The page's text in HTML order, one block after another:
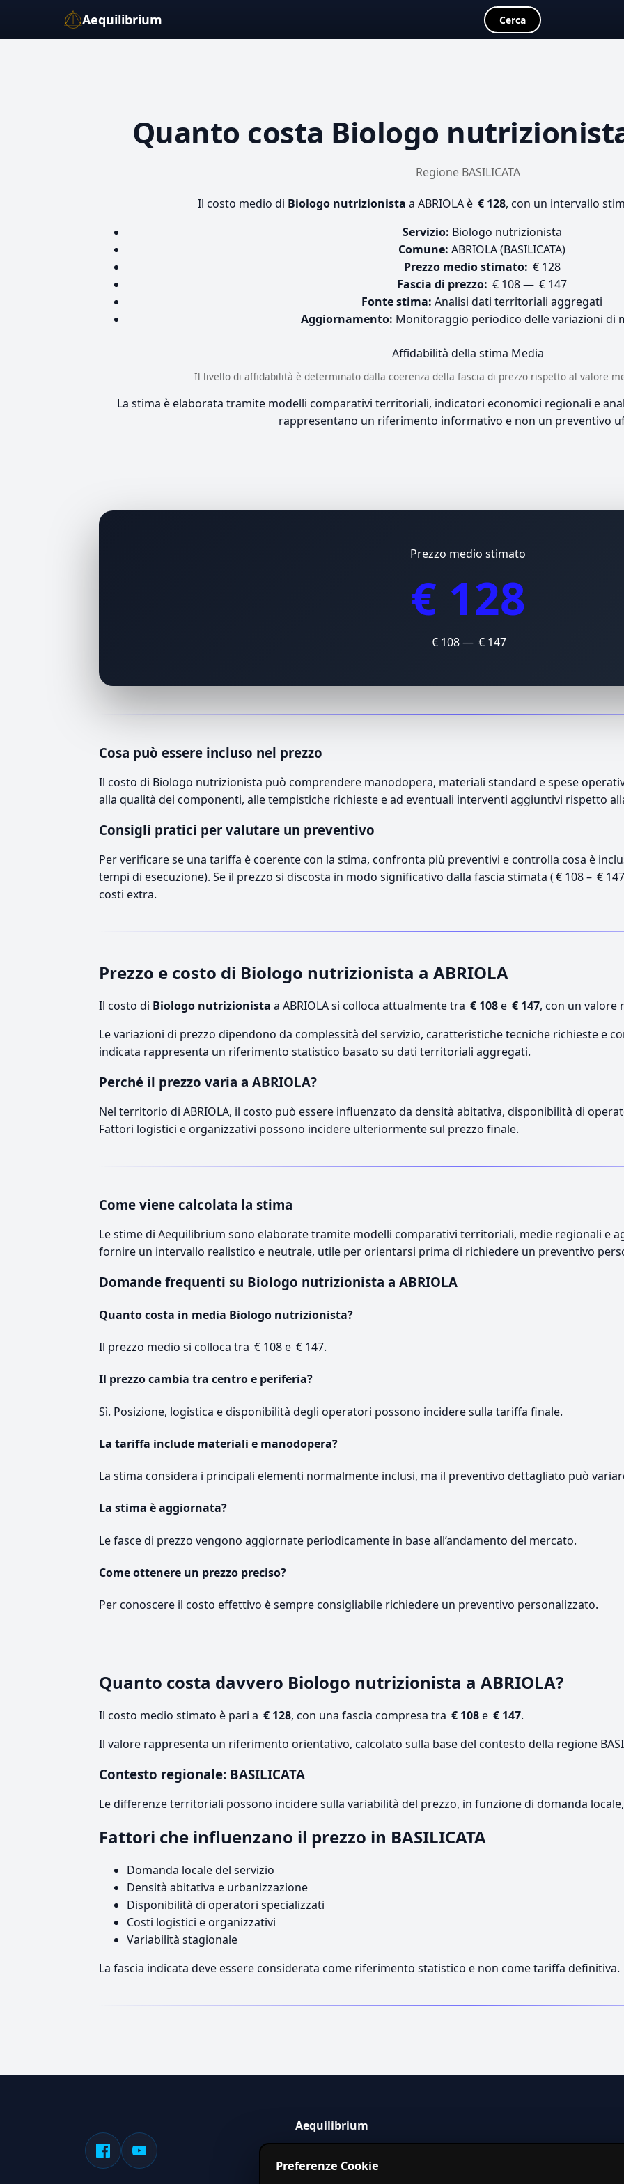
Aequilibrium Cerca
Quanto costa Biologo
Regione BASILICATA
Il costo medio di Biologo nutrizionista a ABRIOLA è € 128, con un intervallo
Servizio: Biologo nutrizionista
Comune: ABRIOLA (BASILICATA)
Prezzo medio stimato: € 128
Fascia di prezzo: € 108 — € 147
Fonte stima: Analisi dati territoriali aggregati
Aggiornamento: Monitoraggio periodico delle variazioni di
Affidabilità della stima Media
Il livello di affidabilità è determinato dalla coerenza della fascia di prezzo rispetto al valore
La stima è elaborata tramite modelli comparativi territoriali, indicatori economici regionali e
rappresentano un riferimento informativo e non un preventivo
Prezzo medio stimato
€ 128
€ 108 — € 147
Cosa può essere incluso nel prezzo
Il costo di Biologo nutrizionista può comprendere manodopera, materiali standard e spese
alla qualità dei componenti, alle tempistiche richieste e ad eventuali interventi aggiuntivi rispetto
Consigli pratici per valutare un preventivo
Per verificare se una tariffa è coerente con la stima, confronta più preventivi e controlla cosa è
tempi di esecuzione). Se il prezzo si discosta in modo significativo dalla fascia stimata ( € 108 – €
costi extra.
Prezzo e costo di Biologo nutrizionista a ABRIOLA
Il costo di Biologo nutrizionista a ABRIOLA si colloca attualmente tra € 108e € 147, con un valore
Le variazioni di prezzo dipendono da complessità del servizio, caratteristiche tecniche richieste e
indicata rappresenta un riferimento statistico basato su dati territoriali aggregati.
Perché il prezzo varia a ABRIOLA?
Nel territorio di ABRIOLA, il costo può essere influenzato da densità abitativa, disponibilità di
Fattori logistici e organizzativi possono incidere ulteriormente sul prezzo finale.
Come viene calcolata la stima
Le stime di Aequilibrium sono elaborate tramite modelli comparativi territoriali, medie regionali e
fornire un intervallo realistico e neutrale, utile per orientarsi prima di richiedere un preventivo
Domande frequenti su Biologo nutrizionista a ABRIOLA
Quanto costa in media Biologo nutrizionista?
Il prezzo medio si colloca tra € 108 e € 147.
Il prezzo cambia tra centro e periferia?
Sì. Posizione, logistica e disponibilità degli operatori possono incidere sulla tariffa finale.
La tariffa include materiali e manodopera?
La stima considera i principali elementi normalmente inclusi, ma il preventivo dettagliato può
La stima è aggiornata?
Le fasce di prezzo vengono aggiornate periodicamente in base all’andamento del mercato.
Come ottenere un prezzo preciso?
Per conoscere il costo effettivo è sempre consigliabile richiedere un preventivo personalizzato.
Quanto costa davvero Biologo nutrizionista a ABRIOLA?
Il costo medio stimato è pari a € 128, con una fascia compresa tra € 108e € 147.
Il valore rappresenta un riferimento orientativo, calcolato sulla base del contesto della regione
Contesto regionale: BASILICATA
Le differenze territoriali possono incidere sulla variabilità del prezzo, in funzione di domanda
Fattori che influenzano il prezzo in BASILICATA
Domanda locale del servizio
Densità abitativa e urbanizzazione
Disponibilità di operatori specializzati
Costi logistici e organizzativi
Variabilità stagionale
La fascia indicata deve essere considerata come riferimento statistico e non come tariffa definitiva.
Aequilibrium
servizi in Italia.
Preferenze Cookie